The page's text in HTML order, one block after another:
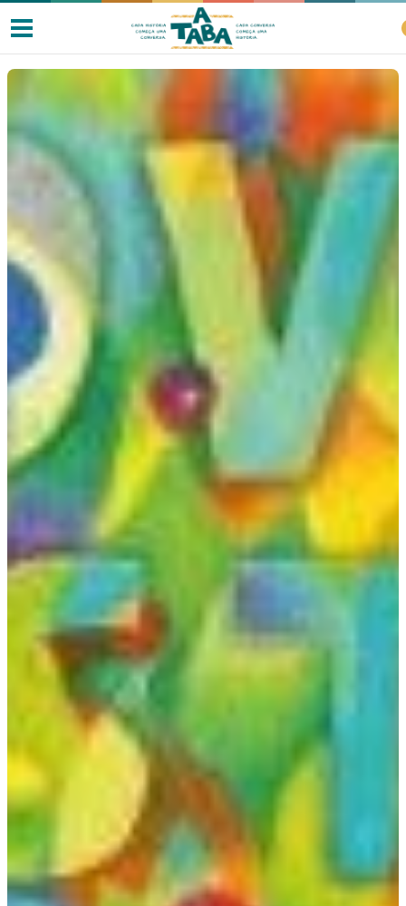
Livros
Resenhas
Clube de Leitores
Listas
Como ler?
Na escola
Na família
Conteúdos
Colecionáveis
Cursos On line
E-Books
Assine